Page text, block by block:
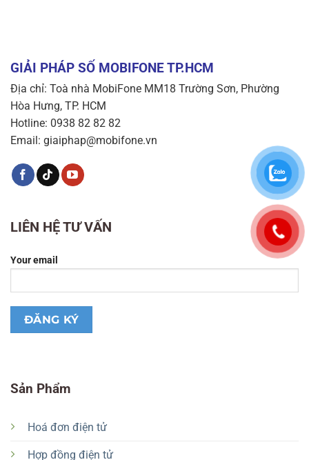
GIẢI PHÁP SỐ MOBIFONE TP.HCM
Địa chỉ: Toà nhà MobiFone MM18 Trường Sơn, Phường
Hòa Hưng, TP. HCM
Hotline: 0938 82 82 82
Email: giaiphap@mobifone.vn
Sản Phẩm
Hoá đơn điện tử
Hợp đồng điện tử
LIÊN HỆ TƯ VẤN
Your email